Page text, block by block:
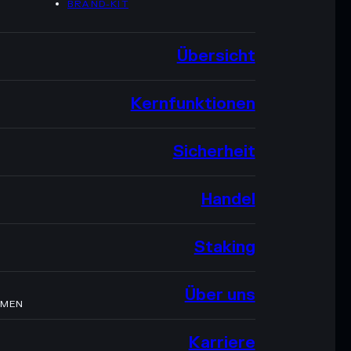
BRAND-KIT
Übersicht
Kernfunktionen
Sicherheit
Handel
Staking
Über uns
Karriere